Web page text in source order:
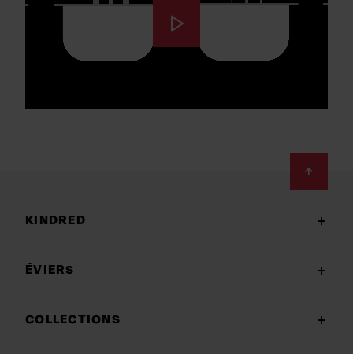
KINDRED
ÉVIERS
COLLECTIONS